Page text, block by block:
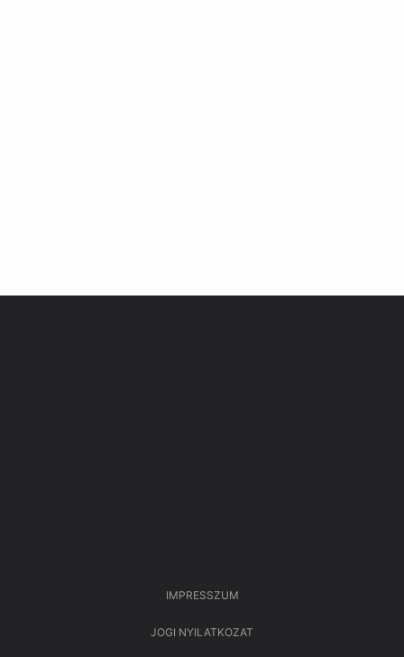
IMPRESSZUM
JOGI NYILATKOZAT